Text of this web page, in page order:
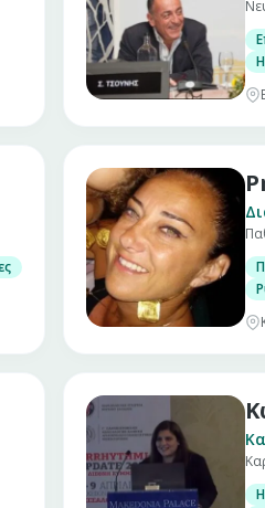
του Crohn, ελκώδης κολίτιδα)